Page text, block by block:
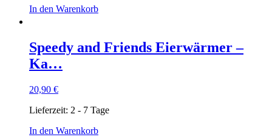
In den Warenkorb
Speedy and Friends Eierwärmer –
Ka…
20,90 €
Lieferzeit: 2 - 7 Tage
In den Warenkorb